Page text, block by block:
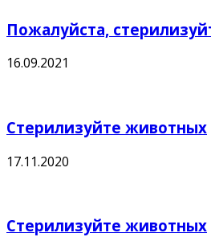
Пожалуйста,
16.09.2021
Стерилизуйте животных
17.11.2020
Стерилизуйте животных